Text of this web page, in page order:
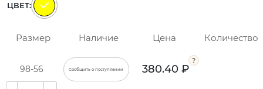
ЦВЕТ:
Размер Наличие Цена Количество
98-56 Сообщить о поступлении 380.40 ₽